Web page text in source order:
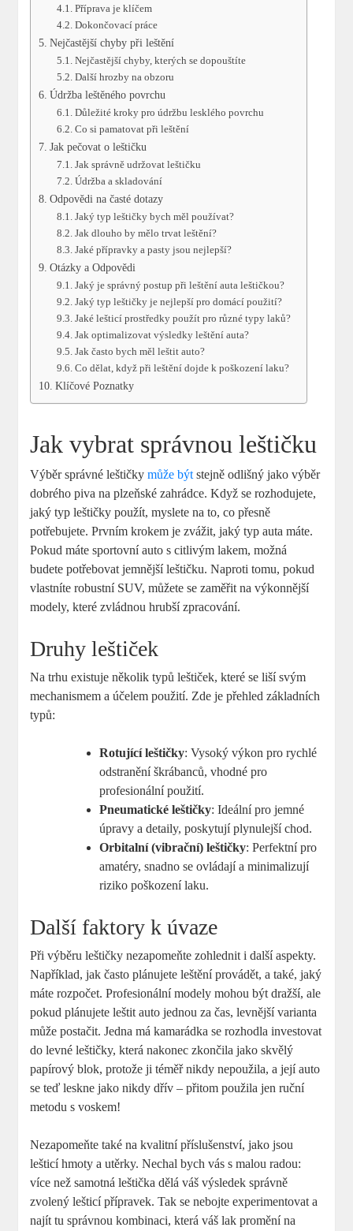
Příprava je klíčem
Dokončovací práce
Nejčastější chyby při leštění
Nejčastější chyby, kterých se dopouštíte
Další hrozby na obzoru
Údržba leštěného povrchu
Důležité kroky pro údržbu lesklého povrchu
Co si pamatovat při leštění
Jak pečovat o leštičku
Jak správně udržovat leštičku
Údržba a skladování
Odpovědi na časté dotazy
Jaký typ leštičky bych měl používat?
Jak dlouho by mělo trvat leštění?
Jaké přípravky a pasty jsou nejlepší?
Otázky a Odpovědi
Jaký je správný postup při leštění auta leštičkou?
Jaký typ leštičky je nejlepší pro domácí použití?
Jaké lešticí prostředky použít pro různé typy laků?
Jak optimalizovat výsledky leštění auta?
Jak často bych měl leštit auto?
Co dělat, když při leštění dojde k poškození laku?
Klíčové Poznatky
Jak vybrat správnou leštičku
Výběr správné leštičkymůže být stejně odlišný jako výběr
dobrého piva na plzeňské zahrádce. Když se rozhodujete,
jaký typ leštičky použít, myslete na to, co přesně
potřebujete. Prvním krokem je zvážit, jaký typ auta máte.
Pokud máte sportovní auto s citlivým lakem, možná
budete potřebovat jemnější leštičku. Naproti tomu, pokud
vlastníte robustní SUV, můžete se zaměřit na výkonnější
modely, které zvládnou hrubší zpracování.
Druhy leštiček
Na trhu existuje několik typů leštiček, které se liší svým
mechanismem a účelem použití. Zde je přehled základních
typů:
Rotující leštičky: Vysoký výkon pro rychlé
odstranění škrábanců, vhodné pro
profesionální použití.
Pneumatické leštičky: Ideální pro jemné
úpravy a detaily, poskytují plynulejší chod.
Orbitalní (vibrační) leštičky: Perfektní pro
amatéry, snadno se ovládají a minimalizují
riziko poškození laku.
Další faktory k úvaze
Při výběru leštičky nezapomeňte zohlednit i další aspekty.
Například, jak často plánujete leštění provádět, a také, jaký
máte rozpočet. Profesionální modely mohou být dražší, ale
pokud plánujete leštit auto jednou za čas, levnější varianta
může postačit. Jedna má kamarádka se rozhodla investovat
do levné leštičky, která nakonec zkončila jako skvělý
papírový blok, protože ji téměř nikdy nepoužila, a její auto
se teď leskne jako nikdy dřív – přitom použila jen ruční
metodu s voskem!
Nezapomeňte také na kvalitní příslušenství, jako jsou
lešticí hmoty a utěrky. Nechal bych vás s malou radou:
více než samotná leštička dělá váš výsledek správně
zvolený lešticí přípravek. Tak se nebojte experimentovat a
najít tu správnou kombinaci, která váš lak promění na